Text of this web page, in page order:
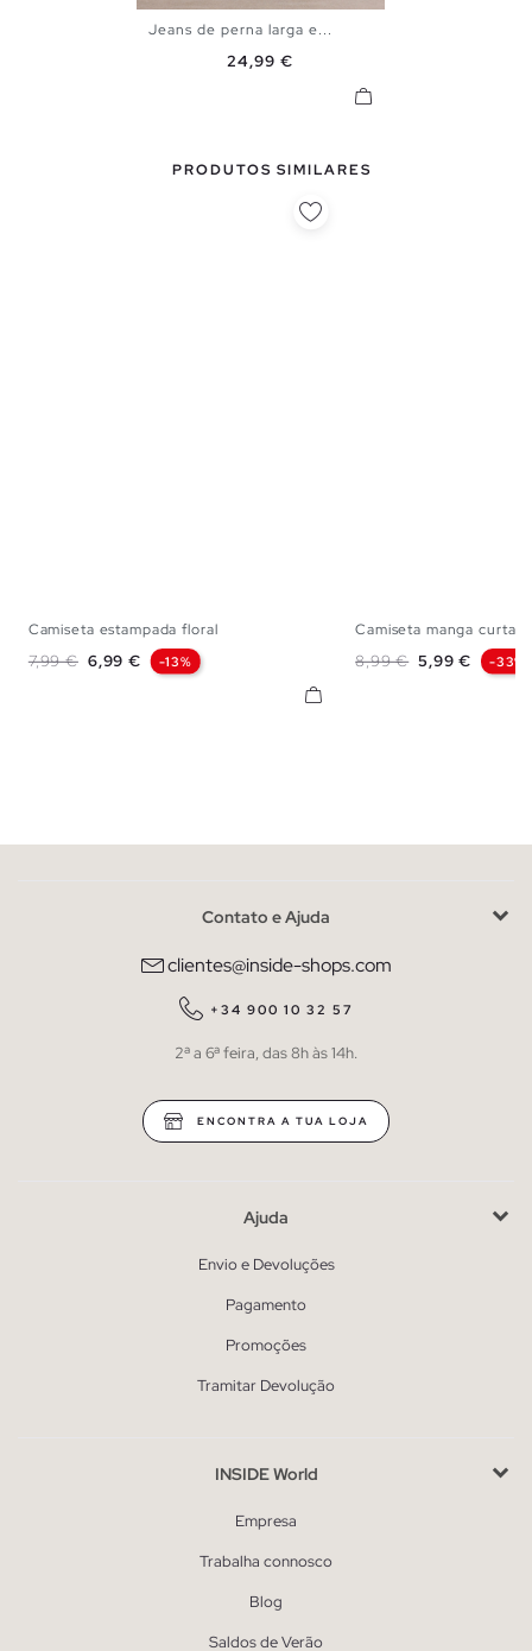
38
Jeans de perna larga e...
Preço
24,99 €
PRODUTOS SIMILARES
S
Camiseta estampada floral
Preço normal
7,99 € Preço
6,99 € -13%
XS
Camiseta manga curta...
Preço normal
8,99 € Preço
5,99 € -33%
Contato e Ajuda
clientes@inside-shops.com
+34 900 10 32 57
2ª a 6ª feira, das 8h às 14h.
ENCONTRA A TUA LOJA
Ajuda
Envio e Devoluções
Pagamento
Promoções
Tramitar Devolução
INSIDE World
Empresa
Trabalha connosco
Blog
Saldos de Verão